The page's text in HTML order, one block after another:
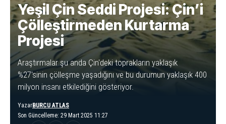
Yeşil Çin Seddi Projesi: Çin’i
Çölleştirmeden Kurtarma
Projesi
Araştırmalar şu anda Çin'deki toprakların yaklaşık
%27'sinin çölleşme yaşadığını ve bu durumun yaklaşık 400
milyon insanı etkilediğini gösteriyor.
Son Güncelleme: 29 Mart 2025 11:27
YazarBURCU ATLAS